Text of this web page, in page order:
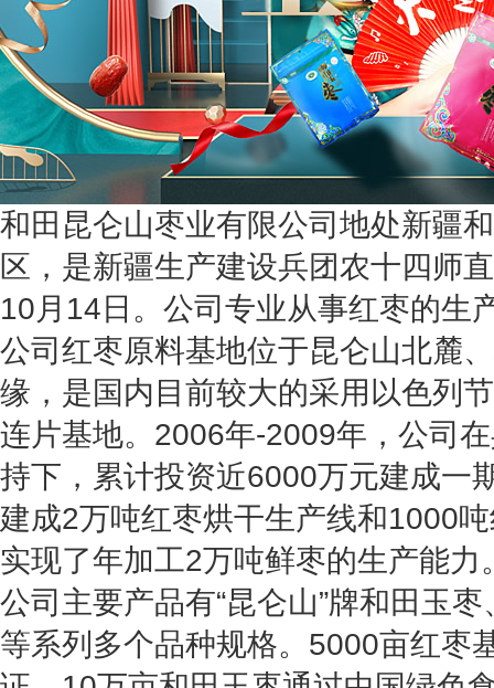
和田昆仑山枣业有限公司地处新疆
区，是新疆生产建设兵团农十四师
10月14日。公司专业从事红枣的生
公司红枣原料基地位于昆仑山北麓
缘，是国内目前较大的采用以色列
连片基地。2006年-2009年，公司
持下，累计投资近6000万元建成一
建成2万吨红枣烘干生产线和1000
实现了年加工2万吨鲜枣的生产能力
公司主要产品有“昆仑山”牌和田玉
等系列多个品种规格。5000亩红枣